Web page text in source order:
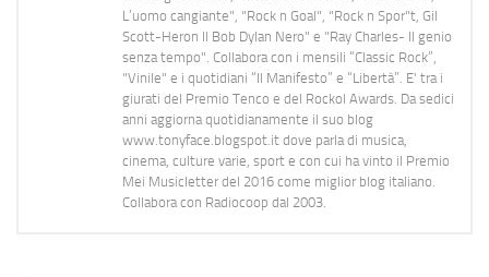
L’uomo cangiante", "Rock n Goal", "Rock n Spor"t, Gil
Scott-Heron Il Bob Dylan Nero" e "Ray Charles- Il genio
senza tempo". Collabora con i mensili “Classic Rock”,
"Vinile" e i quotidiani “Il Manifesto” e “Libertà”. E' tra i
giurati del Premio Tenco e del Rockol Awards. Da sedici
anni aggiorna quotidianamente il suo blog
www.tonyface.blogspot.it dove parla di musica,
cinema, culture varie, sport e con cui ha vinto il Premio
Mei Musicletter del 2016 come miglior blog italiano.
Collabora con Radiocoop dal 2003.